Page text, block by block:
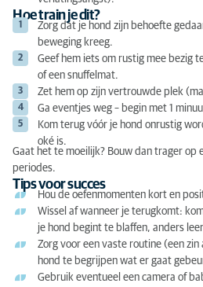
Hoe train je dit?
Zorg dat je hond zijn behoefte
beweging kreeg.
Geef hem iets om rustig mee bezig
of een snuffelmat.
Zet hem op zijn vertrouwde plek
Ga eventjes weg – begin met 1
Kom terug vóór je hond onrustig
oké is.
Gaat het te moeilijk? Bouw dan trager op
periodes.
Tips voor succes
Hou de oefenmomenten kort en
Wissel af wanneer je terugkomt:
je hond begint te blaffen, anders
Zorg voor een vaste routine (een zin
hond te begrijpen wat er gaat
Gebruik eventueel een camera of